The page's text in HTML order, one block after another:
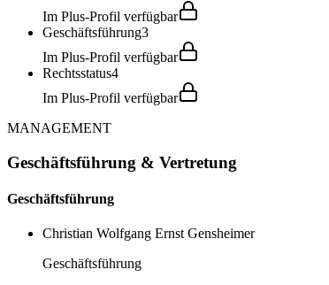
Im Plus-Profil verfügbar
Geschäftsführung3
Im Plus-Profil verfügbar
Rechtsstatus4
Im Plus-Profil verfügbar
MANAGEMENT
Geschäftsführung & Vertretung
Geschäftsführung
Christian Wolfgang Ernst Gensheimer
Geschäftsführung